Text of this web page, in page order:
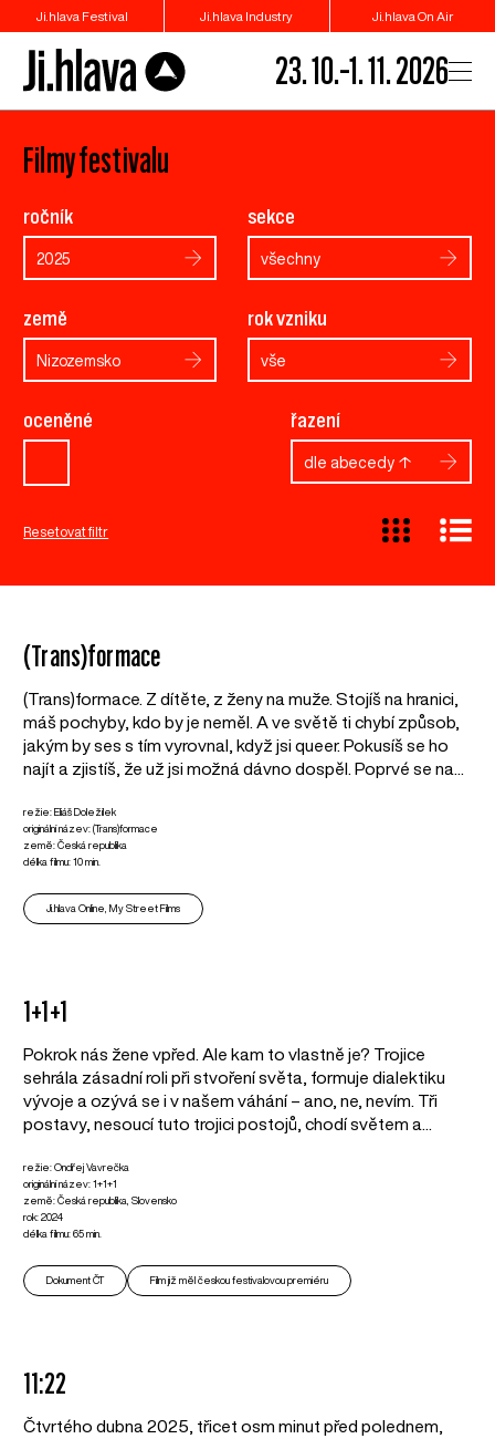
Ji.hlava Festival Ji.hlava Industry Ji.hlava On Air
23. 10.–1. 11. 2026
Filmy festivalu
ročník
2025
sekce
všechny
země
Nizozemsko
rok vzniku
vše
oceněné řazení
dle abecedy ↑
Resetovat filtr
(Trans)formace
(Trans)formace. Z dítěte, z ženy na muže. Stojíš na hranici,
máš pochyby, kdo by je neměl. A ve světě ti chybí způsob,
jakým by ses s tím vyrovnal, když jsi queer. Pokusíš se ho
najít a zjistíš, že už jsi možná dávno dospěl. Poprvé se na...
režie: Eliáš Doležílek
originální název: (Trans)formace
země: Česká republika
délka filmu: 10 min.
Ji.hlava Online, My Street Films
1+1+1
Pokrok nás žene vpřed. Ale kam to vlastně je? Trojice
sehrála zásadní roli při stvoření světa, formuje dialektiku
vývoje a ozývá se i v našem váhání – ano, ne, nevím. Tři
postavy, nesoucí tuto trojici postojů, chodí světem a...
režie: Ondřej Vavrečka
originální název: 1+1+1
země: Česká republika, Slovensko
rok: 2024
délka filmu: 65 min.
Dokument ČT Film již měl českou festivalovou premiéru
11:22
Čtvrtého dubna 2025, třicet osm minut před polednem,